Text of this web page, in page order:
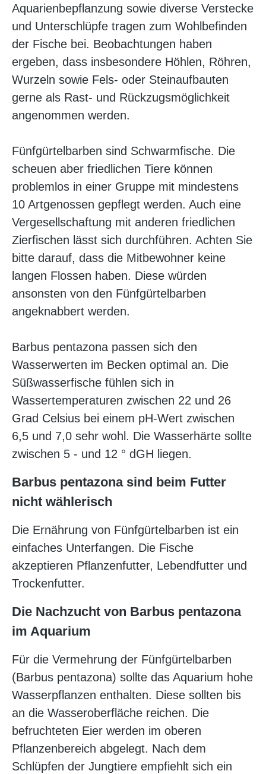
Aquarienbepflanzung sowie diverse Verstecke
und Unterschlüpfe tragen zum Wohlbefinden
der Fische bei. Beobachtungen haben
ergeben, dass insbesondere Höhlen, Röhren,
Wurzeln sowie Fels- oder Steinaufbauten
gerne als Rast- und Rückzugsmöglichkeit
angenommen werden.
Fünfgürtelbarben sind Schwarmfische. Die
scheuen aber friedlichen Tiere können
problemlos in einer Gruppe mit mindestens
10 Artgenossen gepflegt werden. Auch eine
Vergesellschaftung mit anderen friedlichen
Zierfischen lässt sich durchführen. Achten Sie
bitte darauf, dass die Mitbewohner keine
langen Flossen haben. Diese würden
ansonsten von den Fünfgürtelbarben
angeknabbert werden.
Barbus pentazona passen sich den
Wasserwerten im Becken optimal an. Die
Süßwasserfische fühlen sich in
Wassertemperaturen zwischen 22 und 26
Grad Celsius bei einem pH-Wert zwischen
6,5 und 7,0 sehr wohl. Die Wasserhärte sollte
zwischen 5 - und 12 ° dGH liegen.
Barbus pentazona sind beim Futter
nicht wählerisch
Die Ernährung von Fünfgürtelbarben ist ein
einfaches Unterfangen. Die Fische
akzeptieren Pflanzenfutter, Lebendfutter und
Trockenfutter.
Die Nachzucht von Barbus pentazona
im Aquarium
Für die Vermehrung der Fünfgürtelbarben
(Barbus pentazona) sollte das Aquarium hohe
Wasserpflanzen enthalten. Diese sollten bis
an die Wasseroberfläche reichen. Die
befruchteten Eier werden im oberen
Pflanzenbereich abgelegt. Nach dem
Schlüpfen der Jungtiere empfiehlt sich ein